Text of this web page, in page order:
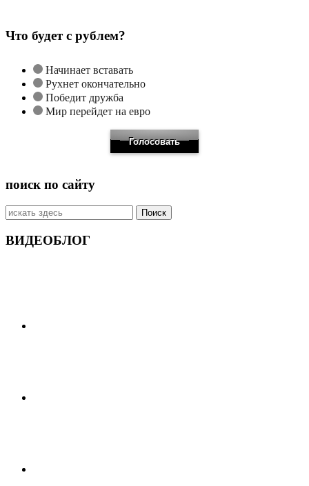
Что будет с рублем?
Начинает вставать
Рухнет окончательно
Победит дружба
Мир перейдет на евро
поиск по сайту
Искать:
ВИДЕОБЛОГ